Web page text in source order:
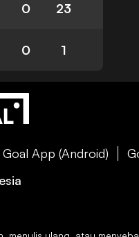
0 23
0 1
Goal App (Android)